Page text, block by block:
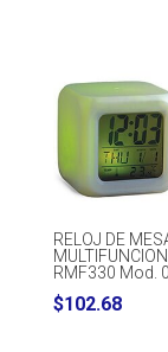
RELOJ DE
RMF330 Mod.
$102.68